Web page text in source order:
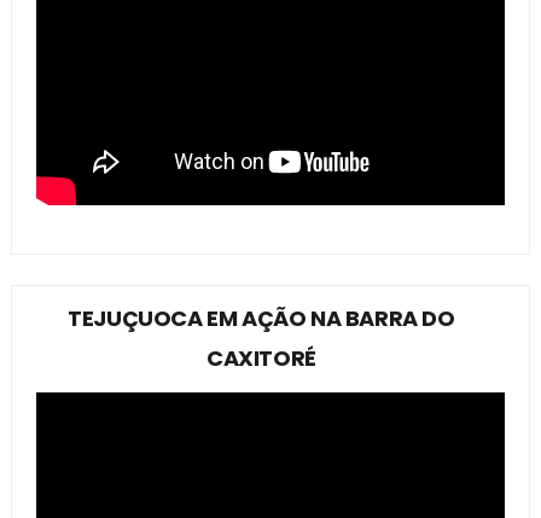
TEJUÇUOCA EM AÇÃO NA BARRA DO
CAXITORÉ